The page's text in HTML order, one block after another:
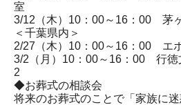
室
3/12（木）10：00～16：00 茅
＜千葉県内＞
2/27（木）10：00～16：00 エ
3/2（月）10：00～16：00 行
2
◆お葬式の相談会
将来のお葬式のことで「家族に迷